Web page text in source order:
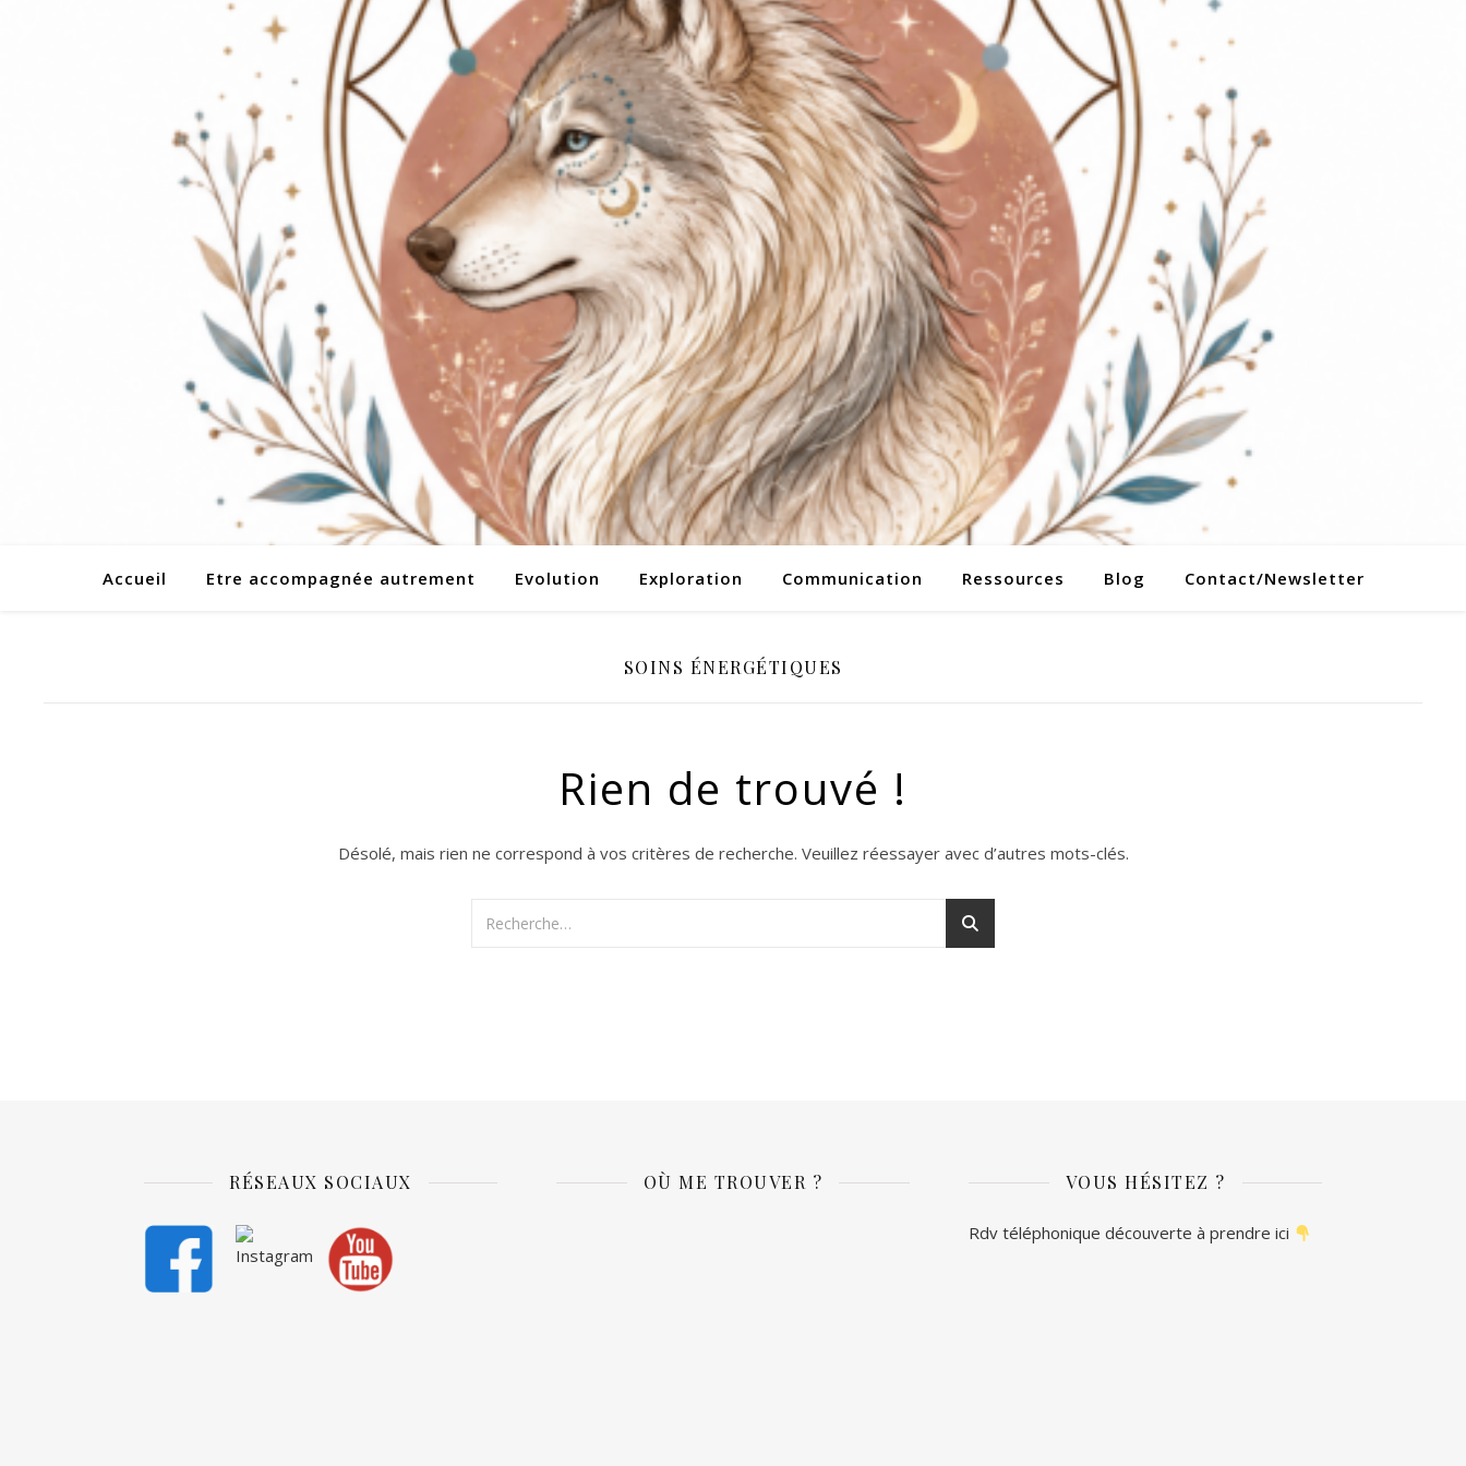
Accueil Etre accompagnée autrement Evolution Exploration Communication Ressources Blog Contact/Newsletter
SOINS ÉNERGÉTIQUES
Rien de trouvé !
Désolé, mais rien ne correspond à vos critères de recherche. Veuillez réessayer avec d’autres mots-clés.
RÉSEAUX SOCIAUX OÙ ME TROUVER ? VOUS HÉSITEZ ?
Rdv téléphonique découverte à prendre ici